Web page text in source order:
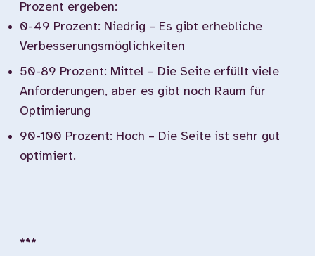
Prozent ergeben:
0-49 Prozent: Niedrig – Es gibt erhebliche
Verbesserungsmöglichkeiten
50-89 Prozent: Mittel – Die Seite erfüllt viele
Anforderungen, aber es gibt noch Raum für
Optimierung
90-100 Prozent: Hoch – Die Seite ist sehr gut
optimiert.
***